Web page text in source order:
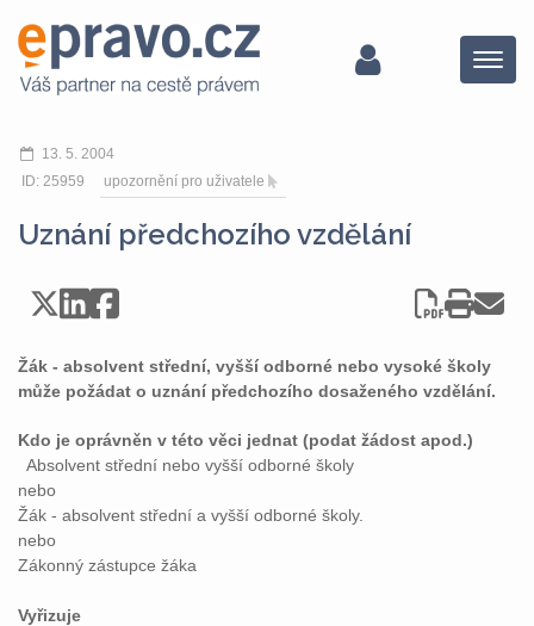
Menu
13. 5. 2004
ID: 25959
upozornění pro uživatele
Uznání předchozího vzdělání
Žák - absolvent střední, vyšší odborné nebo vysoké školy
může požádat o uznání předchozího dosaženého vzdělání.
Kdo je oprávněn v této věci jednat (podat žádost apod.)
Absolvent střední nebo vyšší odborné školy
nebo
Žák - absolvent střední a vyšší odborné školy.
nebo
Zákonný zástupce žáka
Vyřizuje